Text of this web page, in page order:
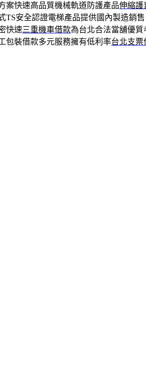
案快速高品質機械軌道防護產品伸縮護
TS安全認證電梯產品提供國內製造銷
快速三重機車借款為台北合法當舖優
包裝借款多元服務擁有低利率台北支票